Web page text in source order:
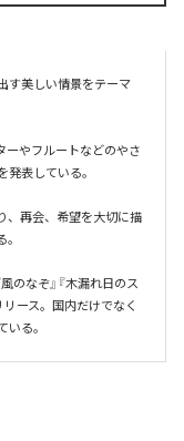
す美しい情景をテーマ
ーやフルートなどのやさ
発表している。
、再会、希望を大切に描
のなぞ』『木漏れ日のス
ース。国内だけでなく
る。